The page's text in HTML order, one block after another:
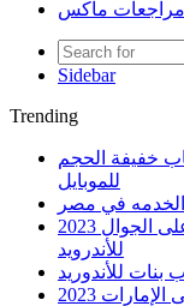
مراجعات ماكس
Sidebar
Trending
خفيفة الحجم
للموبايل
الخدمه في مصر
أفضل 5 تطبيقات لقراءة ملفات الوورد على الجوال 2023
للأندرويد
2023